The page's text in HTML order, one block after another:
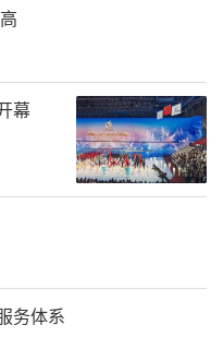
又不破皮。”
面诊人员向记者解
声类的，黄金微针
紧致带溶的效果，
破皮，做完后当天
不青、不肿、不
”
幕
务体系